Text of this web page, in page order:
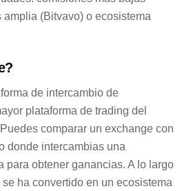
amplia (Bitvavo) o ecosistema
de intercambio de
plataforma de trading del
comparar un exchange con
donde intercambias una
para obtener ganancias. A lo largo
ha convertido en un ecosistema